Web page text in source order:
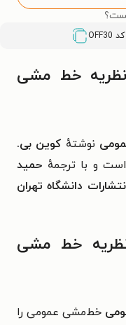
OFF30
خط مشی
نوشتهٔ کوین بی.
است و با ترجمهٔ حمید
دانشگاه تهران
نظریه خط مشی
خط‌مشی عمومی را